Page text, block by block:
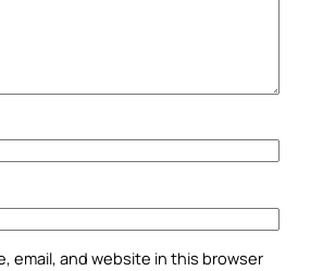
email, and website in this browser